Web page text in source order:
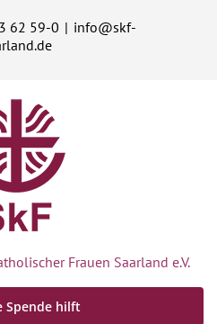
62 59-0 | info@skf-
Frauen Saarland e.V.
Spende hilft